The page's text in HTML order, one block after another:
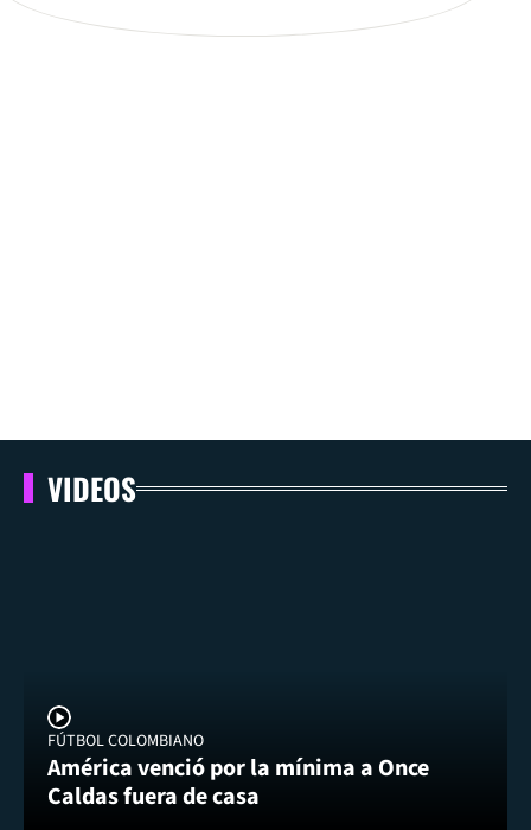
VIDEOS
FÚTBOL COLOMBIANO
América venció por la mínima a Once
Caldas fuera de casa